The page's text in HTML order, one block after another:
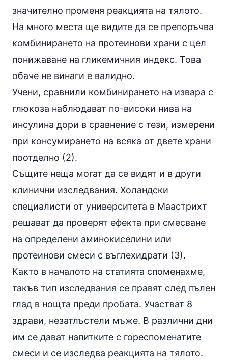
значително променя реакцията на тялото.
На много места ще видите да се препоръчва
комбинирането на протеинови храни с цел
понижаване на гликемичния индекс. Това
обаче не винаги е валидно.
Учени, сравнили комбинирането на извара с
глюкоза наблюдават по-високи нива на
инсулина дори в сравнение с тези, измерени
при консумирането на всяка от двете храни
поотделно (2).
Същите неща могат да се видят и в други
клинични изследвания. Холандски
специалисти от университета в Маастрихт
решават да проверят ефекта при смесване
на определени аминокиселини или
протеинови смеси с въглехидрати (3).
Както в началото на статията споменахме,
такъв тип изследвания се правят след пълен
глад в нощта преди пробата. Участват 8
здрави, незатлъстели мъже. В различни дни
им се дават напитките с гореспоменатите
смеси и се изследва реакцията на тялото.